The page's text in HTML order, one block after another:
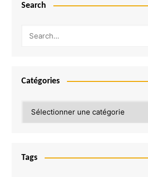
Search
Catégories
Tags